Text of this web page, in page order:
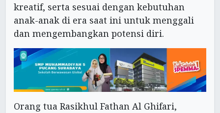
kreatif, serta sesuai dengan kebutuhan
anak-anak di era saat ini untuk menggali
dan mengembangkan potensi diri.
Orang tua Rasikhul Fathan Al Ghifari,